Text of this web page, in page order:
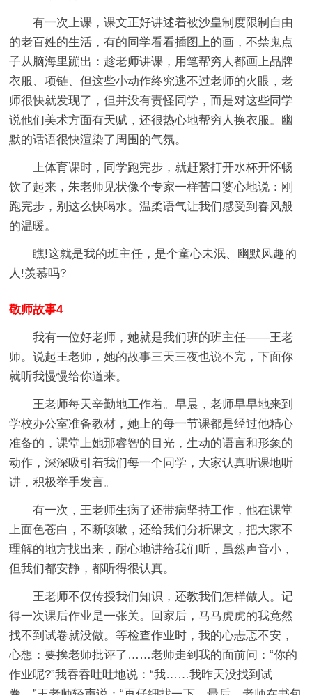
有一次上课，课文正好讲述着被沙皇制度限制自由
的老百姓的生活，有的同学看看插图上的画，不禁鬼点
子从脑海里蹦出：趁老师讲课，用笔帮穷人都画上品牌
衣服、项链、但这些小动作终究逃不过老师的火眼，老
师很快就发现了，但并没有责怪同学，而是对这些同学
说他们美术方面有天赋，还很热心地帮穷人换衣服。幽
默的话语很快渲染了周围的气氛。
上体育课时，同学跑完步，就赶紧打开水杯开怀畅
饮了起来，朱老师见状像个专家一样苦口婆心地说：刚
跑完步，别这么快喝水。温柔语气让我们感受到春风般
的温暖。
瞧!这就是我的班主任，是个童心未泯、幽默风趣的
人!羡慕吗?
敬师故事4
我有一位好老师，她就是我们班的班主任——王老
师。说起王老师，她的故事三天三夜也说不完，下面你
就听我慢慢给你道来。
王老师每天辛勤地工作着。早晨，老师早早地来到
学校办公室准备教材，她上的每一节课都是经过他精心
准备的，课堂上她那睿智的目光，生动的语言和形象的
动作，深深吸引着我们每一个同学，大家认真听课地听
讲，积极举手发言。
有一次，王老师生病了还带病坚持工作，他在课堂
上面色苍白，不断咳嗽，还给我们分析课文，把大家不
理解的地方找出来，耐心地讲给我们听，虽然声音小，
但我们都安静，都听得很认真。
王老师不仅传授我们知识，还教我们怎样做人。记
得一次课后作业是一张关。回家后，马马虎虎的我竟然
找不到试卷就没做。等检查作业时，我的心忐忑不安，
心想：要挨老师批评了……老师走到我的面前问：“你的
作业呢?”我吞吞吐吐地说：“我……我昨天没找到试